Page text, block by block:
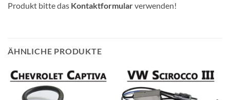
Produkt bitte das Kontaktformularverwenden!
ÄHNLICHE PRODUKTE